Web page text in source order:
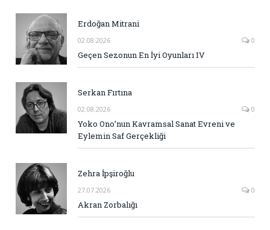
Erdoğan Mitrani
02.08.2026 0
Geçen Sezonun En İyi Oyunları IV
Serkan Fırtına
02.08.2026 0
Yoko Ono’nun Kavramsal Sanat Evreni ve
Eylemin Saf Gerçekliği
Zehra İpşiroğlu
27.07.2026 0
Akran Zorbalığı